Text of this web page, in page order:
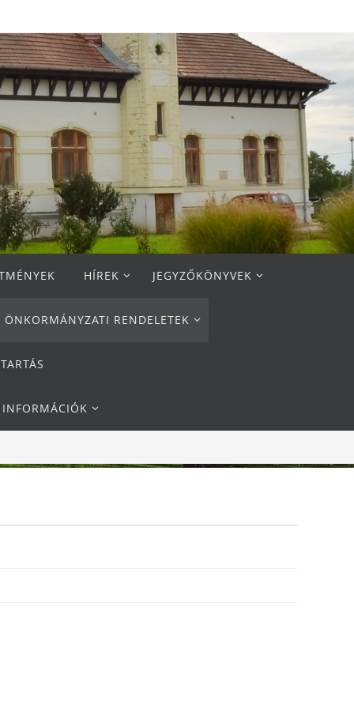
HÍREK JEGYZŐKÖNYVEK
ÖNKORMÁNYZATI RENDELETEK
INFORMÁCIÓK